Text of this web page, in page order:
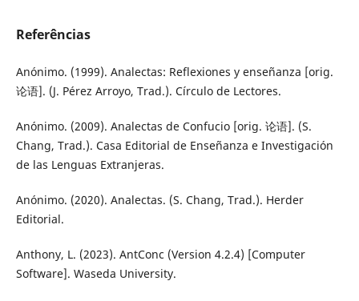
Referências
Anónimo. (1999). Analectas: Reflexiones y enseñanza [orig.
论语]. (J. Pérez Arroyo, Trad.). Círculo de Lectores.
Anónimo. (2009). Analectas de Confucio [orig. 论语]. (S.
Chang, Trad.). Casa Editorial de Enseñanza e Investigación
de las Lenguas Extranjeras.
Anónimo. (2020). Analectas. (S. Chang, Trad.). Herder
Editorial.
Anthony, L. (2023). AntConc (Version 4.2.4) [Computer
Software]. Waseda University.